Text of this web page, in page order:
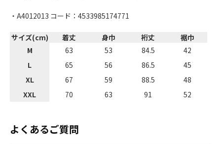
・A4012013 コード：4533985174771
サイズ(cm) 着丈 身巾 裄丈
裾巾
M
63 53 84.5
42
L
65 56 86.5
45
XL
67 59 88.5
48
XXL
70 63 91 52
よくあるご質問